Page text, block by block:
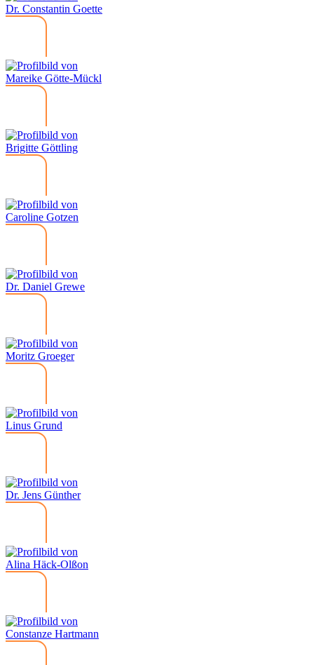
Dr. Constantin Goette
Mareike Götte-Mückl
Brigitte Göttling
Caroline Gotzen
Dr. Daniel Grewe
Moritz Groeger
Linus Grund
Dr. Jens Günther
Alina Häck-Olßon
Constanze Hartmann